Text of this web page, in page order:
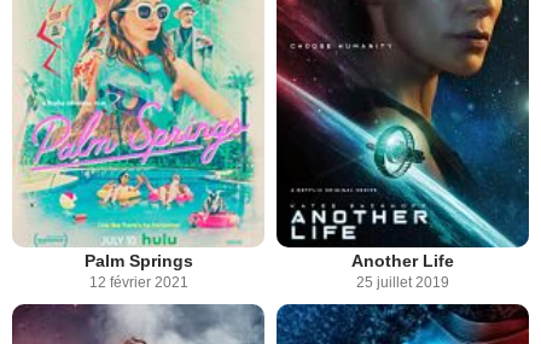
Palm Springs
12 février 2021
Another Life
25 juillet 2019